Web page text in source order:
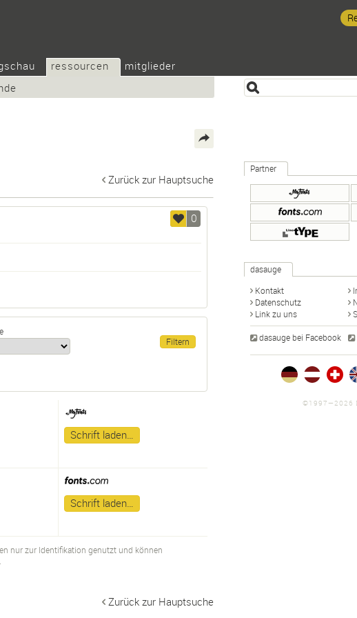
ressourcen
mitglieder
Zurück zur Hauptsuche
0
Schrift laden…
Schrift laden…
nur zur Identifikation genutzt und können
Zurück zur Hauptsuche
Partner
dasauge
Kontakt
Datenschutz
Link zu uns
dasauge bei Facebook
©1997—2026